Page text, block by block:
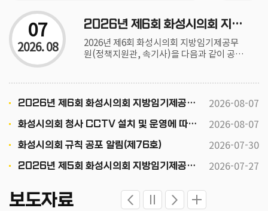
07
2026. 08
2026년 제6회 화성시의회 지방임기제공무원(정책지원관, 속기사) 채용공고
2026년 제6회 화성시의회 지방임기제공무
원(정책지원관, 속기사)을 다음과 같이 공고
장
2026년 제6회 화성시의회 지방임기제공무원(정책지원관, 속기사) 채용공고 2026-08-07
화성시의회 청사 CCTV 설치 및 운영에 따른 행정예고 2026-08-07
화성시의회 규칙 공포 알림(제76호) 2026-07-30
2026년 제5회 화성시의회 지방임기제공무원 채용시험 최종 합격자 공고 2026-07-27
보도자료